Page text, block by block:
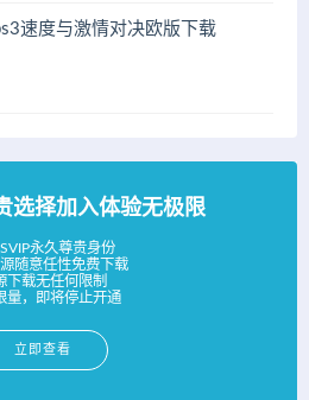
速度与激情对决欧版下载
选择加入体验无极限
永久尊贵身份
随意任性免费下载
下载无任何限制
量，即将停止开通
立即查看